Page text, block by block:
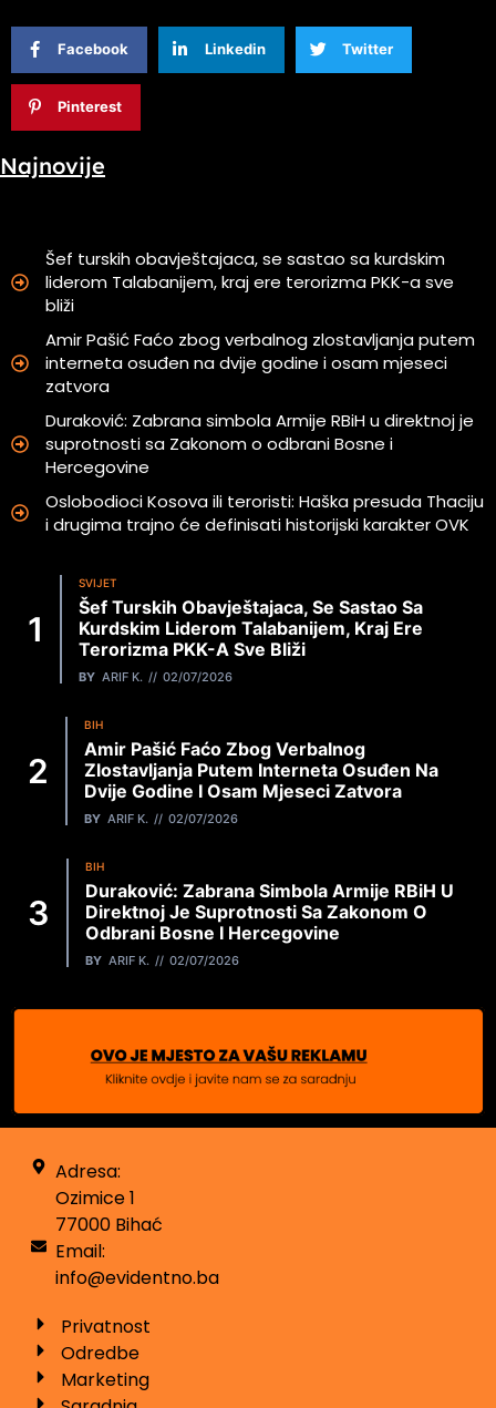
Facebook Linkedin Twitter
Pinterest
Najnovije
Šef turskih obavještajaca, se sastao sa kurdskim
liderom Talabanijem, kraj ere terorizma PKK-a sve
bliži
Amir Pašić Faćo zbog verbalnog zlostavljanja putem
interneta osuđen na dvije godine i osam mjeseci
zatvora
Duraković: Zabrana simbola Armije RBiH u direktnoj je
suprotnosti sa Zakonom o odbrani Bosne i
Hercegovine
Oslobodioci Kosova ili teroristi: Haška presuda Thaciju
i drugima trajno će definisati historijski karakter OVK
SVIJET
Šef Turskih Obavještajaca, Se Sastao Sa
Kurdskim Liderom Talabanijem, Kraj Ere
Terorizma PKK-A Sve Bliži
BY ARIF K. 02/07/2026
BIH
Amir Pašić Faćo Zbog Verbalnog
Zlostavljanja Putem Interneta Osuđen Na
Dvije Godine I Osam Mjeseci Zatvora
BY ARIF K. 02/07/2026
BIH
Duraković: Zabrana Simbola Armije RBiH U
Direktnoj Je Suprotnosti Sa Zakonom O
Odbrani Bosne I Hercegovine
BY ARIF K. 02/07/2026
Adresa:
Ozimice 1
77000 Bihać
Email:
info@evidentno.ba
Privatnost
Odredbe
Marketing